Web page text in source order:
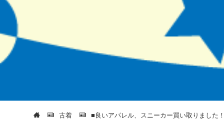
古着 ■良いアパレル、スニーカー買い取りました